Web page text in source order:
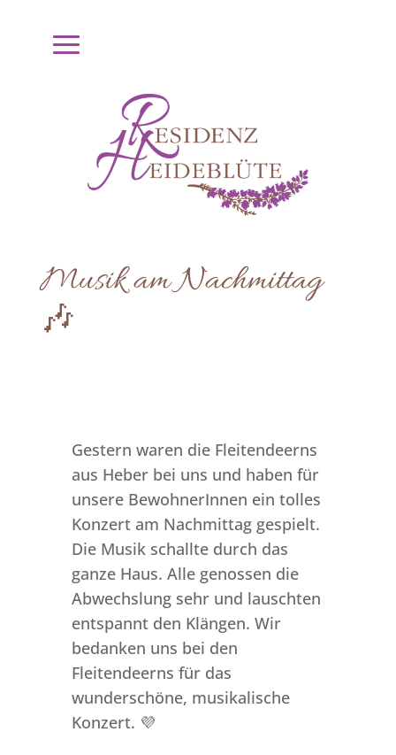
Musik am Nachmittag
🎶
Gestern waren die Fleitendeerns
aus Heber bei uns und haben für
unsere BewohnerInnen ein tolles
Konzert am Nachmittag gespielt.
Die Musik schallte durch das
ganze Haus. Alle genossen die
Abwechslung sehr und lauschten
entspannt den Klängen. Wir
bedanken uns bei den
Fleitendeerns für das
wunderschöne, musikalische
Konzert. 💜